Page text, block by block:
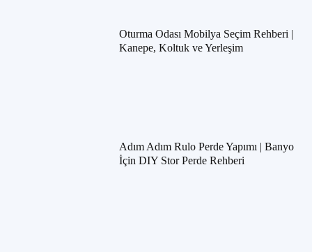
Oturma Odası Mobilya Seçim Rehberi |
Kanepe, Koltuk ve Yerleşim
Adım Adım Rulo Perde Yapımı | Banyo
İçin DIY Stor Perde Rehberi